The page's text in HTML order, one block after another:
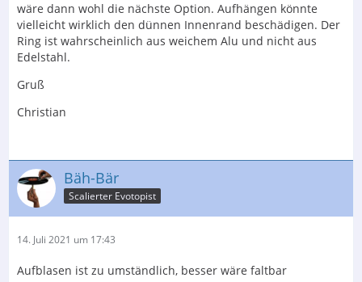
wäre dann wohl die nächste Option. Aufhängen könnte
vielleicht wirklich den dünnen Innenrand beschädigen. Der
Ring ist wahrscheinlich aus weichem Alu und nicht aus
Edelstahl.
Gruß
Christian
Bäh-Bär
Scalierter Evotopist
14. Juli 2021 um 17:43
Aufblasen ist zu umständlich, besser wäre faltbar